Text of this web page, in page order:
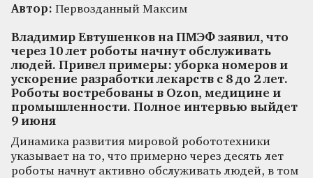
Автор: Первозданный Максим
Владимир Евтушенков на ПМЭФ заявил, что
через 10 лет роботы начнут обслуживать
людей. Привел примеры: уборка номеров и
ускорение разработки лекарств с 8 до 2 лет.
Роботы востребованы в Ozon, медицине и
промышленности. Полное интервью выйдет
9 июня
Динамика развития мировой робототехники
указывает на то, что примерно через десять лет
роботы начнут активно обслуживать людей, в том